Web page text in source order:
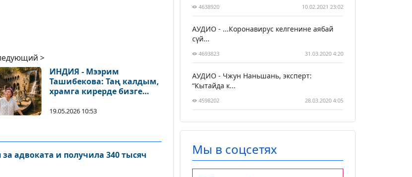
>
ИНДИЯ - Мээрим
Ташибекова: Таң калдым,
храмга кирерде бизге
бут кийимибизди
19.05.2026 10:53
адвоката и получила 340 тысяч
4638920 10.02.2021 23:02
АУДИО - ...Коронавирус келгенине аябай
сүй...
4693823 31.03.2020 4:20
АУДИО - Чжун Наньшань, эксперт:
“Кытайда к...
4598202 28.03.2020 4:05
Мы в соцсетях